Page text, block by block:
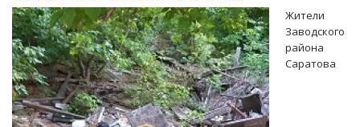
Родина
Валерия
Радаева
лишилась
1,34
процента
жителей
Жители
Заводского
района
Саратова